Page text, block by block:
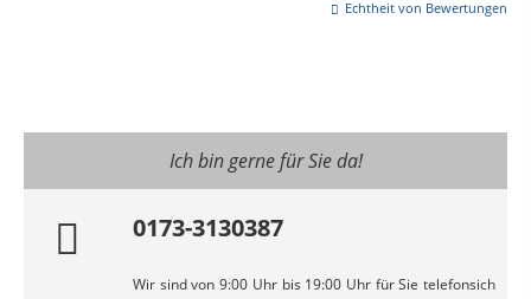
Echtheit von Bewertungen
Ich bin gerne für Sie da!
0173-3130387
Wir sind von 9:00 Uhr bis 19:00 Uhr für Sie telefonsich